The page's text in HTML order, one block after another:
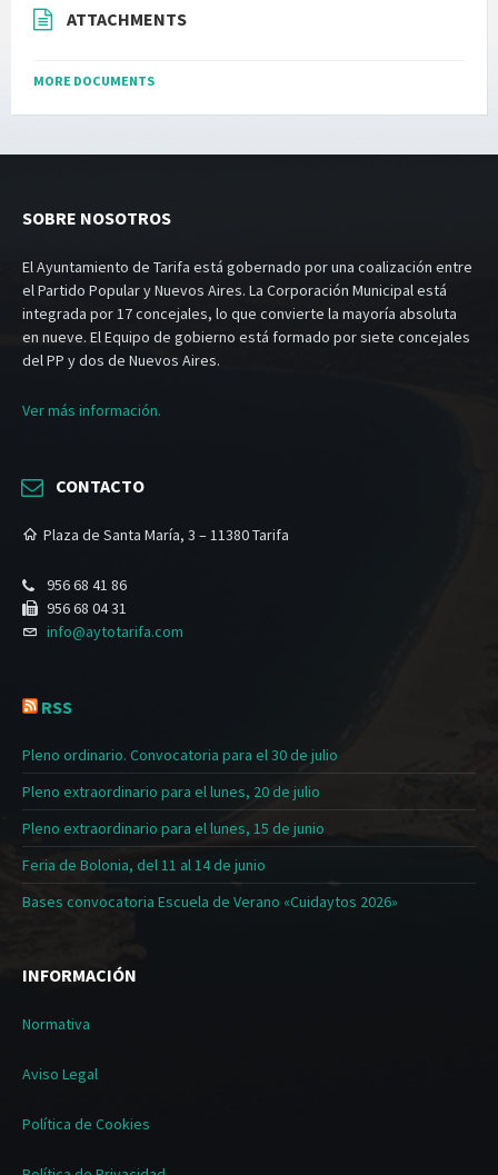
ATTACHMENTS
MORE DOCUMENTS
SOBRE NOSOTROS
El Ayuntamiento de Tarifa está gobernado por una coalización entre
el Partido Popular y Nuevos Aires. La Corporación Municipal está
integrada por 17 concejales, lo que convierte la mayoría absoluta
en nueve. El Equipo de gobierno está formado por siete concejales
del PP y dos de Nuevos Aires.
Ver más información.
CONTACTO
Plaza de Santa María, 3 – 11380 Tarifa
956 68 41 86
956 68 04 31
info@aytotarifa.com
RSS
Pleno ordinario. Convocatoria para el 30 de julio
Pleno extraordinario para el lunes, 20 de julio
Pleno extraordinario para el lunes, 15 de junio
Feria de Bolonia, del 11 al 14 de junio
Bases convocatoria Escuela de Verano «Cuidaytos 2026»
INFORMACIÓN
Normativa
Aviso Legal
Política de Cookies